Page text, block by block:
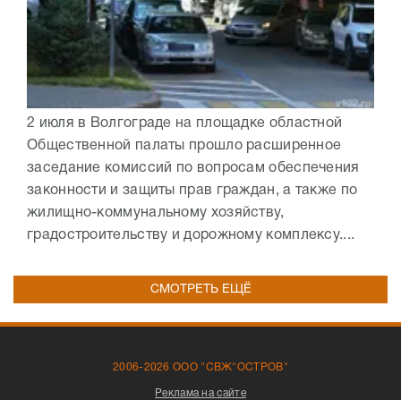
2 июля в Волгограде на площадке областной
Общественной палаты прошло расширенное
заседание комиссий по вопросам обеспечения
законности и защиты прав граждан, а также по
жилищно-коммунальному хозяйству,
градостроительству и дорожному комплексу....
СМОТРЕТЬ ЕЩЁ
2006-2026 ООО "СВЖ"ОСТРОВ"
Реклама на сайте